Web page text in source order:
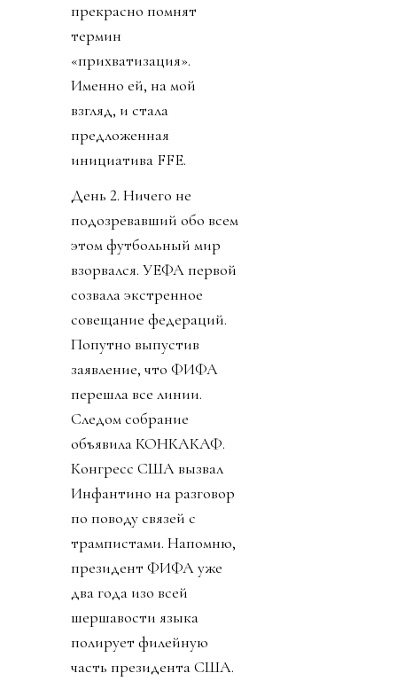
прекрасно помнят
термин
«прихватизация».
Именно ей, на мой
взгляд, и стала
предложенная
инициатива FFE.
День 2. Ничего не
подозревавший обо всем
этом футбольный мир
взорвался. УЕФА первой
созвала экстренное
совещание федераций.
Попутно выпустив
заявление, что ФИФА
перешла все линии.
Следом собрание
объявила КОНКАКАФ.
Конгресс США вызвал
Инфантино на разговор
по поводу связей с
трампистами. Напомню,
президент ФИФА уже
два года изо всей
шершавости языка
полирует филейную
часть президента США.